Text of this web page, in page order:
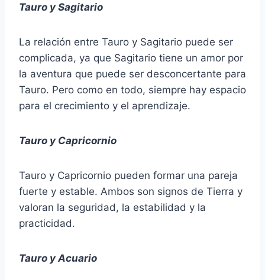
Tauro y Sagitario
La relación entre Tauro y Sagitario puede ser
complicada, ya que Sagitario tiene un amor por
la aventura que puede ser desconcertante para
Tauro. Pero como en todo, siempre hay espacio
para el crecimiento y el aprendizaje.
Tauro y Capricornio
Tauro y Capricornio pueden formar una pareja
fuerte y estable. Ambos son signos de Tierra y
valoran la seguridad, la estabilidad y la
practicidad.
Tauro y Acuario